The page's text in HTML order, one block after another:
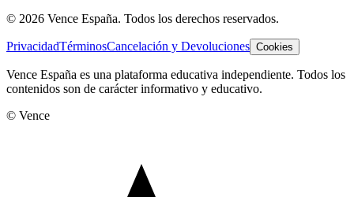
© 2026 Vence España. Todos los derechos reservados.
PrivacidadTérminosCancelación y Devoluciones Cookies
Vence España es una plataforma educativa independiente. Todos los
contenidos son de carácter informativo y educativo.
© Vence